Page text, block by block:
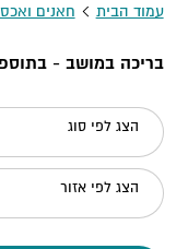
עמוד הבית חאנים
בריכה במושב -
הצג לפי סוג
הצג לפי אזור